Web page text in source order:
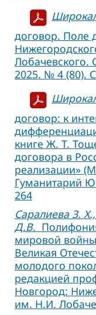
договор. Поле
Лобачевского.
2025. № 4 (80).
договор: к
книге Ж. Т.
договора в
реализации»
Гуманитарий
264
Саралиева З.
Д.В.
мировой
Великая
молодого
редакцией
Новгород:
им. Н.И.